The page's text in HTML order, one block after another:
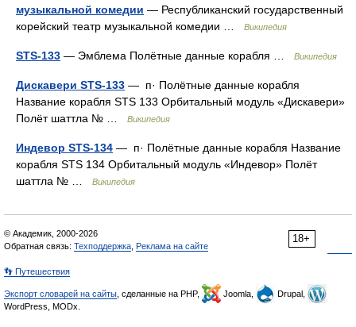
музыкальной комедии — Республиканский государственный
корейский театр музыкальной комедии …
Википедия
STS-133 — Эмблема Полётные данные корабля … Википедия
Дискавери STS-133 — п· Полётные данные корабля
Название корабля STS 133 Орбитальный модуль «Дискавери»
Полёт шаттла № …
Википедия
Индевор STS-134 — п· Полётные данные корабля Название
корабля STS 134 Орбитальный модуль «Индевор» Полёт
шаттла № …
Википедия
18+
© Академик, 2000-2026
Обратная связь: Техподдержка Реклама на сайте
👣 Путешествия
Экспорт словарей на сайты , сделанные на PHP, Joomla,
Drupal,
WordPress, MODx.